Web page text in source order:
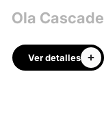
Ola Cascade
Ver detalles